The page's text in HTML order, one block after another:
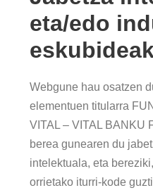
eta/edo
eskubideak
Webgune hau osatzen
elementuen titularra
VITAL – VITAL BANKU
berea gunearen du
intelektuala, eta
orrietako iturri-kode